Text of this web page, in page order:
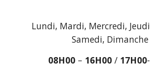
Samedi, Dimanche
08H00 – 16H00 / 17H00-